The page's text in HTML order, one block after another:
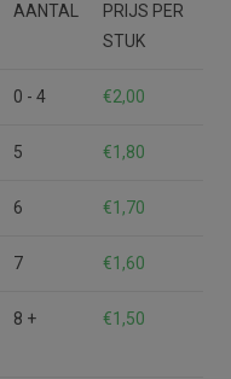
AANTAL
PRIJS PER
STUK
0 - 4 €2,00
5 €1,80
6 €1,70
7 €1,60
8 + €1,50